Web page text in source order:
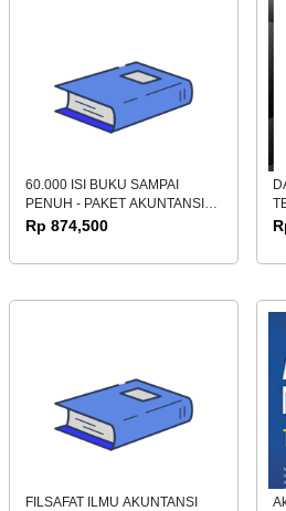
60.000 ISI BUKU SAMPAI
PENUH - PAKET AKUNTANSI
DAN KEUANGAN 2
Rp 874,500
FILSAFAT ILMU AKUNTANSI